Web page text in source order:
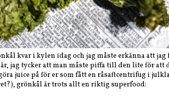
kvar i kylen idag och jag måste erkänna att
jag tycker att man måste piffa till den lite för att
juice på för er som fått en råsaftcentrifug i
grönkål är trots allt en riktig superfood: